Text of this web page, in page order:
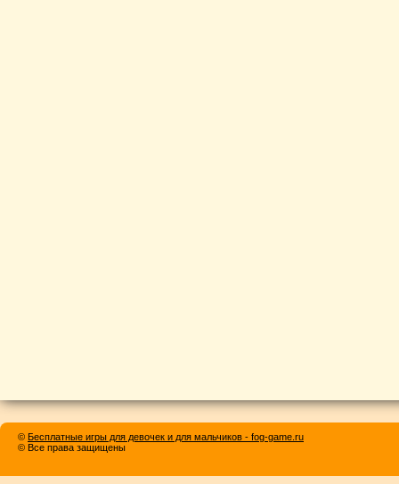
© Бесплатные игры для девочек и для мальчиков - fog-game.ru
© Все права защищены